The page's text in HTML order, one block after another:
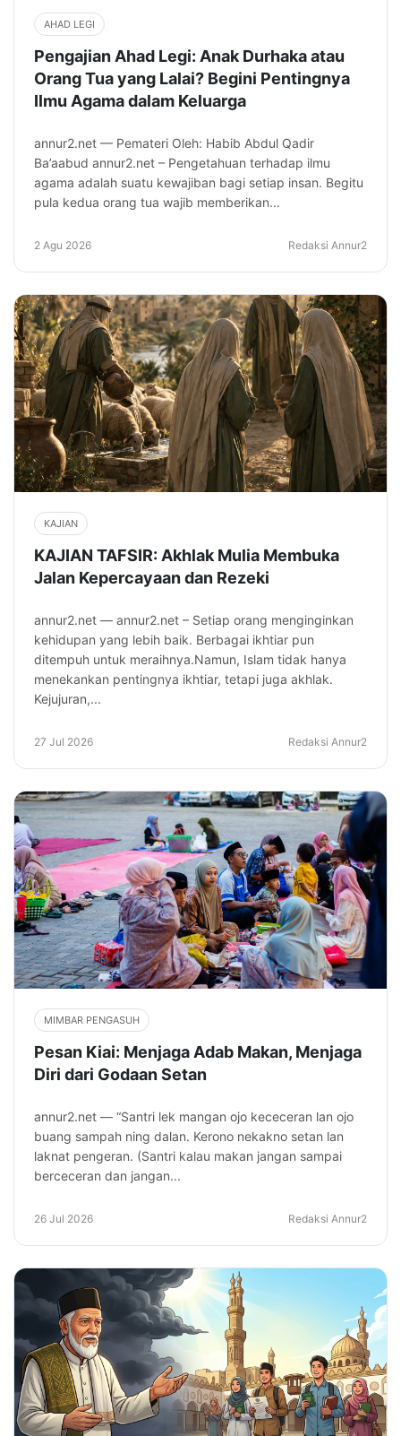
AHAD LEGI
Pengajian Ahad Legi: Anak Durhaka atau
Orang Tua yang Lalai? Begini Pentingnya
Ilmu Agama dalam Keluarga
annur2.net — Pemateri Oleh: Habib Abdul Qadir
Ba’aabud annur2.net – Pengetahuan terhadap ilmu
agama adalah suatu kewajiban bagi setiap insan. Begitu
pula kedua orang tua wajib memberikan...
2 Agu 2026 Redaksi Annur2
KAJIAN
KAJIAN TAFSIR: Akhlak Mulia Membuka
Jalan Kepercayaan dan Rezeki
annur2.net — annur2.net – Setiap orang menginginkan
kehidupan yang lebih baik. Berbagai ikhtiar pun
ditempuh untuk meraihnya.Namun, Islam tidak hanya
menekankan pentingnya ikhtiar, tetapi juga akhlak.
Kejujuran,...
27 Jul 2026 Redaksi Annur2
MIMBAR PENGASUH
Pesan Kiai: Menjaga Adab Makan, Menjaga
Diri dari Godaan Setan
annur2.net — “Santri lek mangan ojo kececeran lan ojo
buang sampah ning dalan. Kerono nekakno setan lan
laknat pengeran. (Santri kalau makan jangan sampai
berceceran dan jangan...
26 Jul 2026 Redaksi Annur2